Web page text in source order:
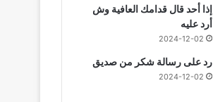
إذا أحد قال قدامك العافية وش
أرد عليه
2024-12-02
رد على رسالة شكر من صديق
2024-12-02